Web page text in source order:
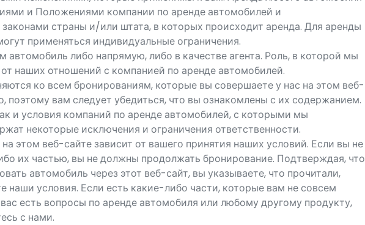
и Положениями компании по аренде автомобилей и
страны и/или штата, в которых происходит аренда. Для аренды
применяться индивидуальные ограничения.
либо напрямую, либо в качестве агента. Роль, в которой мы
наших отношений с компанией по аренде автомобилей.
ко всем бронированиям, которые вы совершаете у нас на этом веб-
поэтому вам следует убедиться, что вы ознакомлены с их содержанием.
и условия компаний по аренде автомобилей, с которыми мы
некоторые исключения и ограничения ответственности.
этом веб-сайте зависит от вашего принятия наших условий. Если вы не
их частью, вы не должны продолжать бронирование. Подтверждая, что
автомобиль через этот веб-сайт, вы указываете, что прочитали,
наши условия. Если есть какие-либо части, которые вам не совсем
есть вопросы по аренде автомобиля или любому другому продукту,
с нами.